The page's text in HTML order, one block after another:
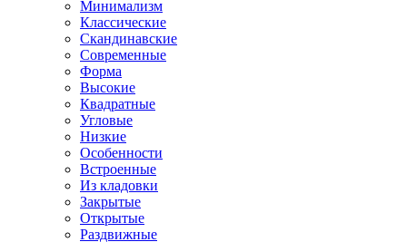
Минимализм
Классические
Скандинавские
Современные
Форма
Высокие
Квадратные
Угловые
Низкие
Особенности
Встроенные
Из кладовки
Закрытые
Открытые
Раздвижные